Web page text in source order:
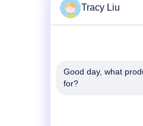
Schnelle
Anschrift
Tracy Liu
Good day, what
for?